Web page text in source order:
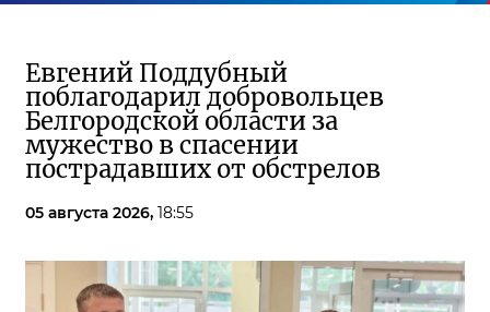
Евгений Поддубный
поблагодарил добровольцев
Белгородской области за
мужество в спасении
пострадавших от обстрелов
05 августа 2026, 18:55